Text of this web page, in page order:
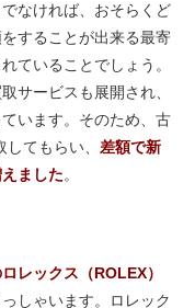
なければ、おそらくど
することが出来る最寄
ていることでしょう。
サービスも展開され、
います。そのため、古
てもらい、 差額で新
ました。
レックス（ROLEX）
しゃいます。ロレック